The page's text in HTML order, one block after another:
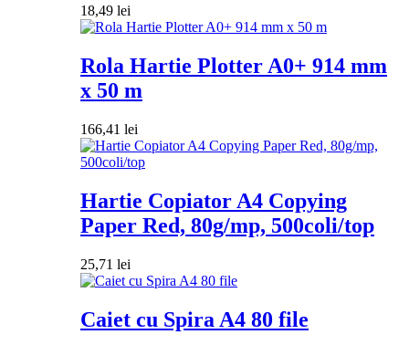
18,49 lei
Rola Hartie Plotter A0+ 914 mm
x 50 m
166,41 lei
Hartie Copiator A4 Copying
Paper Red, 80g/mp, 500coli/top
25,71 lei
Caiet cu Spira A4 80 file